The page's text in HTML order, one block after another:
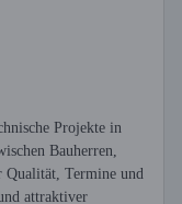
Projekte in
Bauherren,
Qualität, Termine und
attraktiver